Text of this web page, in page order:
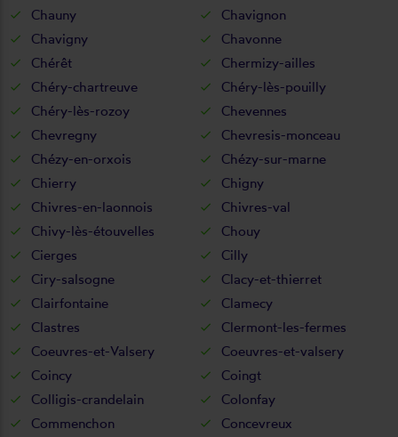
Chauny
Chavignon
Chavigny
Chavonne
Chérêt
Chermizy-ailles
Chéry-chartreuve
Chéry-lès-pouilly
Chéry-lès-rozoy
Chevennes
Chevregny
Chevresis-monceau
Chézy-en-orxois
Chézy-sur-marne
Chierry
Chigny
Chivres-en-laonnois
Chivres-val
Chivy-lès-étouvelles
Chouy
Cierges
Cilly
Ciry-salsogne
Clacy-et-thierret
Clairfontaine
Clamecy
Clastres
Clermont-les-fermes
Coeuvres-et-Valsery
Coeuvres-et-valsery
Coincy
Coingt
Colligis-crandelain
Colonfay
Commenchon
Concevreux